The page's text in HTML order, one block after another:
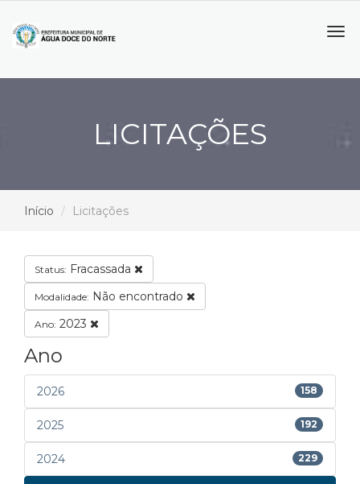
LICITAÇÕES
Início Licitações
Status: Fracassada
Modalidade: Não encontrado
Ano: 2023
Ano
2026 158
2025 192
2024 229